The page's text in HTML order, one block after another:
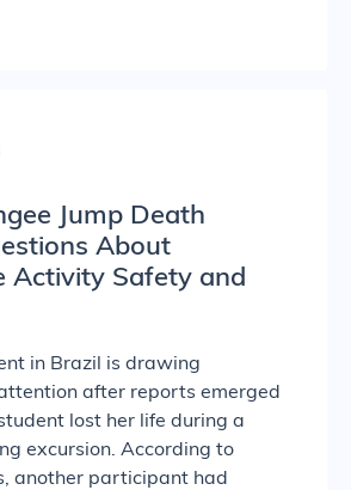
Jump Death
About
Activity Safety and
in Brazil is drawing
after reports emerged
lost her life during a
excursion. According to
another participant had